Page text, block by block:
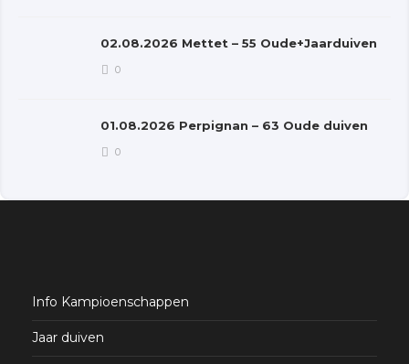
02.08.2026 Mettet – 55 Oude+Jaarduiven
0
01.08.2026 Perpignan – 63 Oude duiven
0
Info Kampioenschappen
Jaar duiven